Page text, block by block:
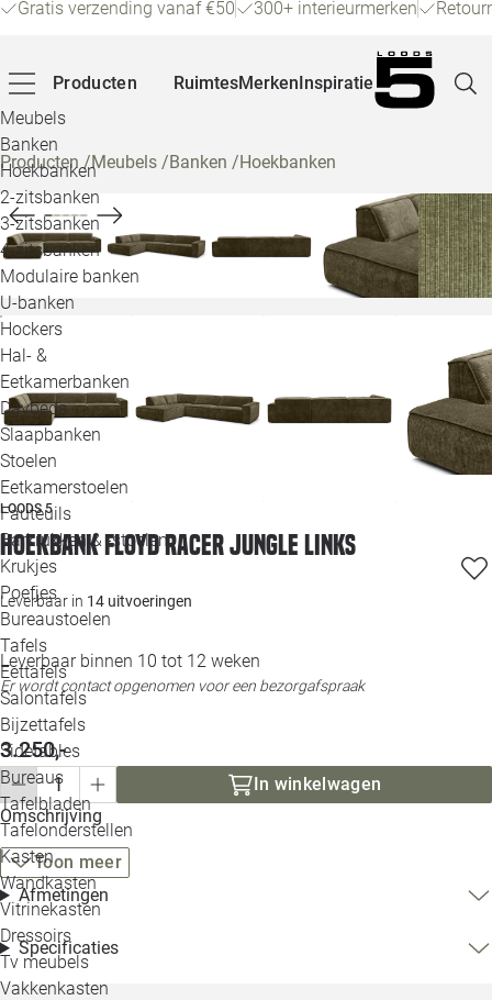
Gratis verzending vanaf €50 300+ interieurmerken
Producten
Meubels
Banken
Hoekbanken
2-zitsbanken
3-zitsbanken
4-zitsbanken
Modulaire banken
U-banken
Hockers
Hal- &
Eetkamerbanken
Daybeds
Slaapbanken
Stoelen
Eetkamerstoelen
Fauteuils
Barkrukken & -stoelen
Krukjes
Poefjes
Bureaustoelen
Tafels
Eettafels
Salontafels
Bijzettafels
Sidetables
Bureaus
Tafelbladen
Tafelonderstellen
Kasten
Wandkasten
Vitrinekasten
Dressoirs
Tv meubels
Vakkenkasten
RuimtesMerkenInspiratie
Producten/Meubels /Banken /Hoekbanken
LOODS 5
Hoekbank Floyd racer jungle links
Leverbaar in 14 uitvoeringen
Leverbaar binnen 10 tot 12 weken
Er wordt contact opgenomen voor een bezorgafspraak
3.250,-
In winkelwagen
Omschrijving
Toon meer
Afmetingen
Specificaties